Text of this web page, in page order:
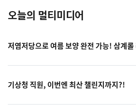
오늘의 멀티미디어
저염저당으로 여름 보양 완전 가능! 삼계롤
기상청 직원, 이번엔 최산 챌린지까지?!